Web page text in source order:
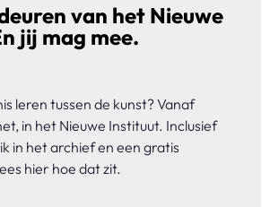
van het Nieuwe
jij mag mee.
leren tussen de kunst? Vanaf
in het Nieuwe Instituut. Inclusief
in het archief en een gratis
hier hoe dat zit.